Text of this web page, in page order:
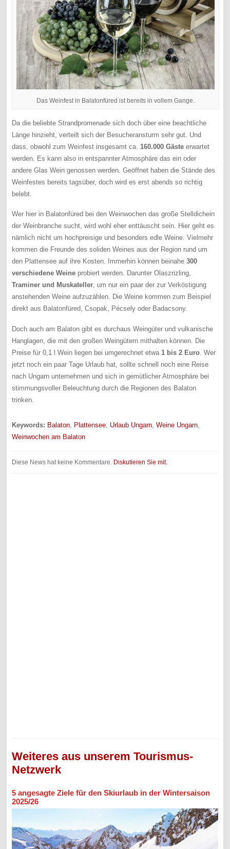
Das Weinfest in Balatonfüred ist bereits in vollem Gange.
Da die beliebte Strandpromenade sich doch über eine beachtliche
Länge hinzieht, verteilt sich der Besucheransturm sehr gut. Und
dass, obwohl zum Weinfest insgesamt ca.160.000 Gäste erwartet
werden. Es kann also in entspannter Atmosphäre das ein oder
andere Glas Wein genossen werden. Geöffnet haben die Stände des
Weinfestes bereits tagsüber, doch wird es erst abends so richtig
belebt.
Wer hier in Balatonfüred bei den Weinwochen das große Stelldichein
der Weinbranche sucht, wird wohl eher enttäuscht sein. Hier geht es
nämlich nicht um hochpreisige und besonders edle Weine. Vielmehr
kommen die Freunde des soliden Weines aus der Region rund um
den Plattensee auf ihre Kosten. Immerhin können beinahe300
verschiedene Weine probiert werden. Darunter Olaszrizling,
Traminer und Muskateller, um nur ein paar der zur Verköstigung
anstehenden Weine aufzuzählen. Die Weine kommen zum Beispiel
direkt aus Balatonfüred, Csopak, Pécsely oder Badacsony.
Doch auch am Balaton gibt es durchaus Weingüter und vulkanische
Hanglagen, die mit den großen Weingütern mithalten können. Die
Preise für 0,1 l Wein liegen bei umgerechnet etwa 1 bis 2 Euro . Wer
jetzt noch ein paar Tage Urlaub hat, sollte schnell noch eine Reise
nach Ungarn unternehmen und sich in gemütlicher Atmosphäre bei
stimmungsvoller Beleuchtung durch die Regionen des Balaton
trinken.
Keywords: Balaton Plattensee Urlaub Ungarn ,Weine Ungarn
Weinwochen am Balaton
Diese News hat keine Kommentare. Diskutieren Sie mit.
Weiteres aus unserem Tourismus-
Netzwerk
5 angesagte Ziele für den Skiurlaub in der Wintersaison
2025/26